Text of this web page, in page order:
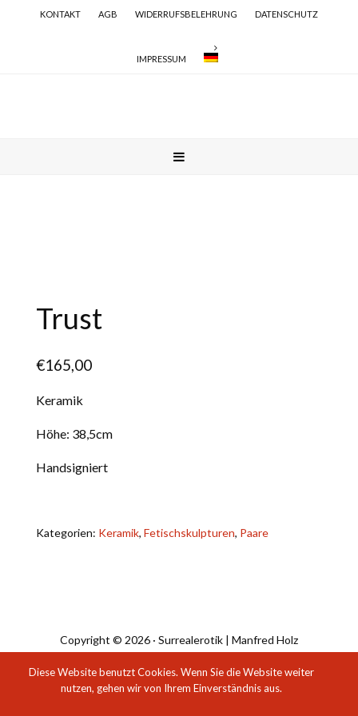
KONTAKT AGB WIDERRUFSBELEHRUNG DATENSCHUTZ
IMPRESSUM
Trust
€165,00
Keramik
Höhe: 38,5cm
Handsigniert
Kategorien: Keramik, Fetischskulpturen, Paare
Copyright © 2026 · Surrealerotik | Manfred Holz
Diese Website benutzt Cookies. Wenn Sie die Website weiter
nutzen, gehen wir von Ihrem Einverständnis aus.